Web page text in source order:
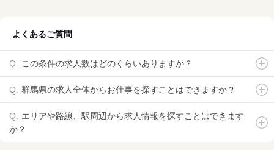
よくあるご質問
この条件の求人数はどのくらいありますか？
群馬県の求人全体からお仕事を探すことはできますか？
エリアや路線、駅周辺から求人情報を探すことはできます
か？